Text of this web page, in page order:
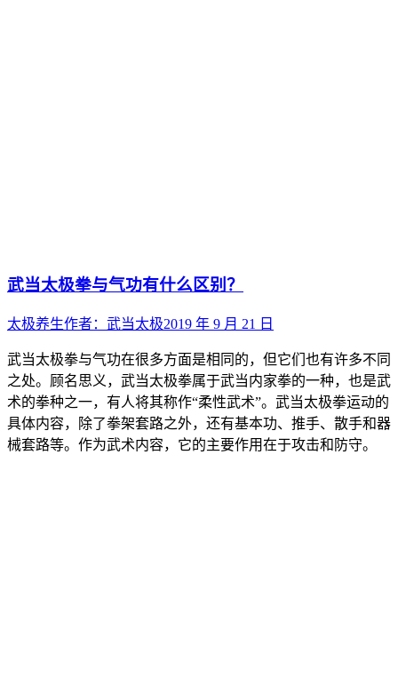
武当太极拳与气功有什么区别？
太极养生作者： 武当太极2019 年 9 月 21 日
武当太极拳与气功在很多方面是相同的，但它们也有许多不同
之处。顾名思义，武当太极拳属于武当内家拳的一种，也是武
术的拳种之一，有人将其称作“柔性武术”。武当太极拳运动的
具体内容，除了拳架套路之外，还有基本功、推手、散手和器
械套路等。作为武术内容，它的主要作用在于攻击和防守。